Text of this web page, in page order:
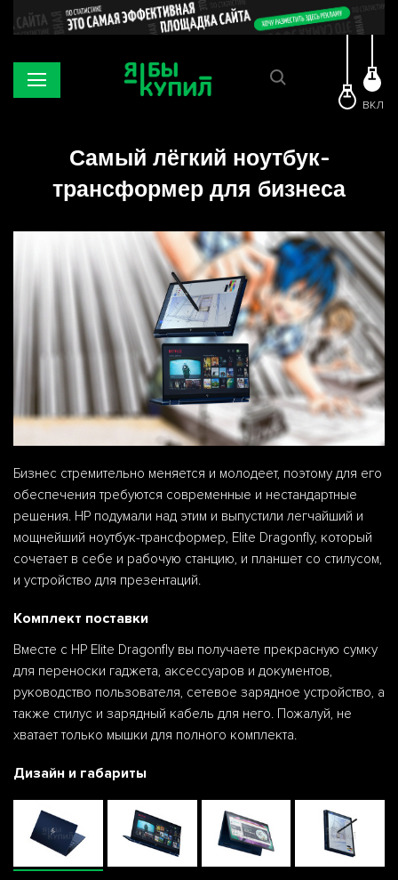
ВКЛ
Самый лёгкий ноутбук-
трансформер для бизнеса
Бизнес стремительно меняется и молодеет, поэтому для его
обеспечения требуются современные и нестандартные
решения. HP подумали над этим и выпустили легчайший и
мощнейший ноутбук-трансформер, Elite Dragonfly, который
сочетает в себе и рабочую станцию, и планшет со стилусом,
и устройство для презентаций.
Комплект поставки
Вместе с HP Elite Dragonfly вы получаете прекрасную сумку
для переноски гаджета, аксессуаров и документов,
руководство пользователя, сетевое зарядное устройство, а
также стилус и зарядный кабель для него. Пожалуй, не
хватает только мышки для полного комплекта.
Дизайн и габариты